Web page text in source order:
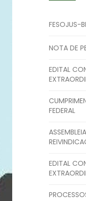
FESOJUS-
NOTA DE
EDITAL
FEDERAL
EDITAL